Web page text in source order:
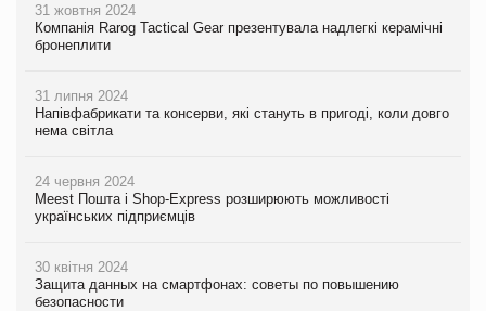
31 жовтня 2024
Компанія Rarog Tactical Gear презентувала надлегкі керамічні
бронеплити
31 липня 2024
Напівфабрикати та консерви, які стануть в пригоді, коли довго
нема світла
24 червня 2024
Meest Пошта і Shop-Express розширюють можливості
українських підприємців
30 квітня 2024
Защита данных на смартфонах: советы по повышению
безопасности